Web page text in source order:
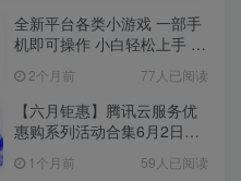
全新平台各类小游戏 一部手
机即可操作 小白轻松上手 长
2个月前 77人已阅读
【六月钜惠】腾讯云服务优
惠购系列活动合集6月2日更
1个月前 59人已阅读